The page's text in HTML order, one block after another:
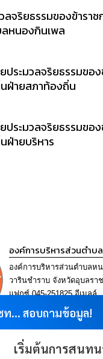
ลจริยธรรมของข้ารา
หนองกินเพล
ประมวลจริยธรรมของ
ฝ่ายสภาท้องถิ่น
ประมวลจริยธรรมของ
ฝ่ายบริหาร
องค์การบริหารส่วนตำบ
องค์การบริหารส่วนตำบลห
วารินชำราบ จังหวัดอุบลรา
แฟกซ์ 045-251825 อีเมลล์
มิคุ้มกัน พึ่งพาตนเอง
ท... สอบถามข้อมูล!
เริ่มต้นการสนท